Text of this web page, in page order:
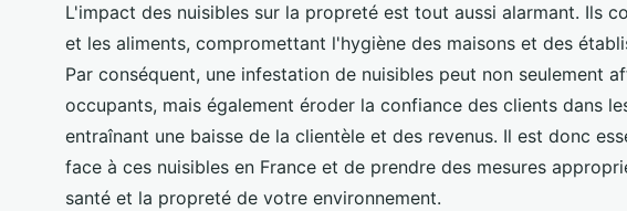
L'impact des nuisibles sur la propreté est tout aussi alarmant. Ils
et les aliments, compromettant l'hygiène des maisons et des
Par conséquent, une infestation de nuisibles peut non seulement
occupants, mais également éroder la confiance des clients dans
entraînant une baisse de la clientèle et des revenus. Il est donc
face à ces nuisibles en France et de prendre des mesures
santé et la propreté de votre environnement.